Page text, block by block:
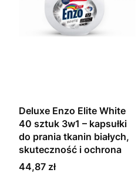
Deluxe Enzo Elite White
40 sztuk 3w1 – kapsułki
do prania tkanin białych,
skuteczność i ochrona
Cena
44,87 zł